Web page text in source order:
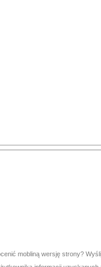
mobliną wersję strony?